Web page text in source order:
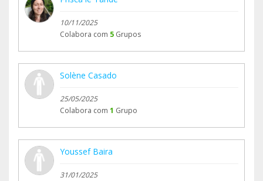
10/11/2025
Colabora com 5 Grupos
Solène Casado
25/05/2025
Colabora com 1 Grupo
Youssef Baira
31/01/2025